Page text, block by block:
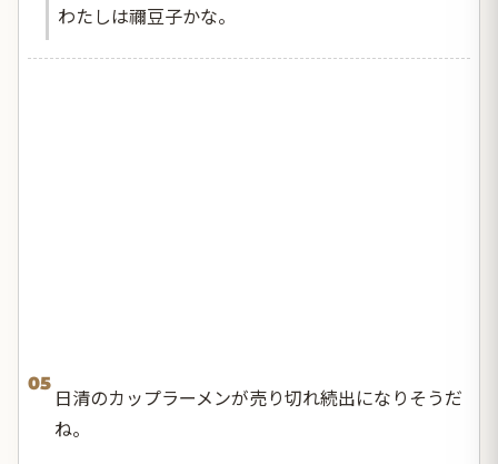
わたしは禰豆子かな。
05
日清のカップラーメンが売り切れ続出になりそうだ
ね。